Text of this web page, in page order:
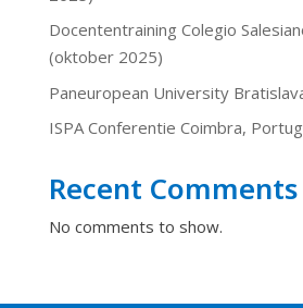
Docententraining Colegio
(oktober 2025)
Paneuropean University
ISPA Conferentie Coimbra,
Recent Comments
No comments to show.